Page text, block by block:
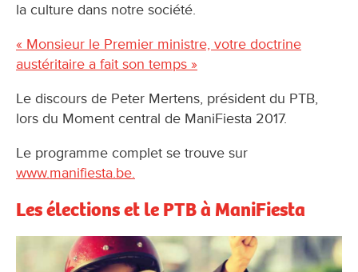
la culture dans notre société.
« Monsieur le Premier ministre, votre doctrine
austéritaire a fait son temps »
Le discours de Peter Mertens, président du PTB,
lors du Moment central de ManiFiesta 2017.
Le programme complet se trouve sur
www.manifiesta.be.
Les élections et le PTB à ManiFiesta